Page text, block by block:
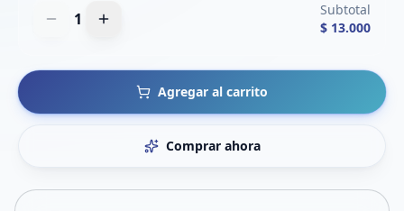
1
Subtotal
$ 13.000
Agregar al carrito
Comprar ahora